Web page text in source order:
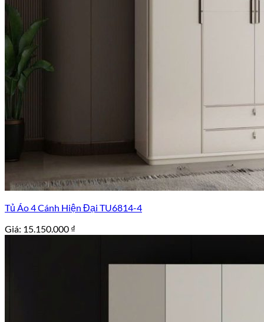
Tủ Áo 4 Cánh Hiện Đại TU6814-4
Giá: 15.150.000 ₫